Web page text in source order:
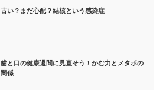
古い？まだ心配？結核という感染症
歯と口の健康週間に見直そう！かむ力とメタボの
関係